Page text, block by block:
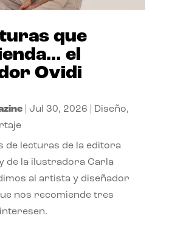
que
el
Ovidi
| Jul 30, 2026 Diseño,
de lecturas de la editora
y de la ilustradora Carla
al artista y diseñador
nos recomiende tres